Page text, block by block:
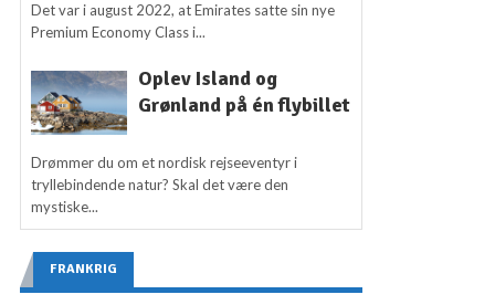
Det var i august 2022, at Emirates satte sin nye
Premium Economy Class i...
Oplev Island og
Grønland på én flybillet
Drømmer du om et nordisk rejseeventyr i
tryllebindende natur? Skal det være den
mystiske...
FRANKRIG